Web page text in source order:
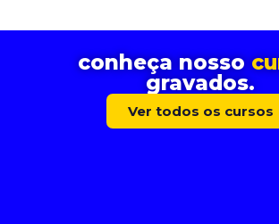
conheça nosso
gravados.
Ver todos os cursos